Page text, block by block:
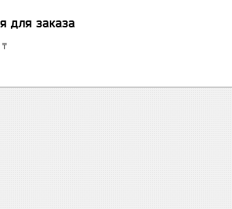
для заказа
₸